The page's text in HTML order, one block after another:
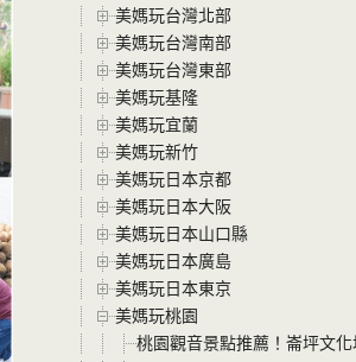
美媽玩台灣北部
美媽玩台灣南部
美媽玩台灣東部
美媽玩基隆
美媽玩宜蘭
美媽玩新竹
美媽玩日本京都
美媽玩日本大阪
美媽玩日本山口縣
美媽玩日本廣島
美媽玩日本東京
美媽玩桃園
桃園觀音景點推薦！崙坪文